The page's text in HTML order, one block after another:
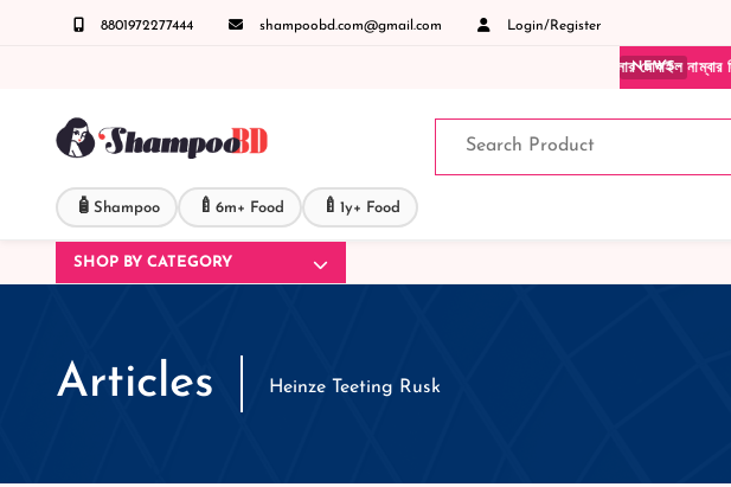
8801972277444 shampoobd.com@gmail.com Login/Register
NEWS
কল করুনঃ ( IMO + Whatsapp ) +8801972277444 সহজে অর্ডার করতে প্রোডাক্ট পেজে আপনার মোবাইল নাম্বার দিন অথবা
🧴 Shampoo 🍼 6m+ Food 🍼 1y+ Food
SHOP BY CATEGORY
Articles Heinze Teeting Rusk